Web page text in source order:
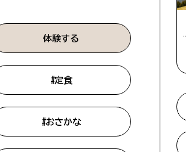
#幕末
#おさかな
#夕日がきれい
#景色
体験する
#定食
#おさかな